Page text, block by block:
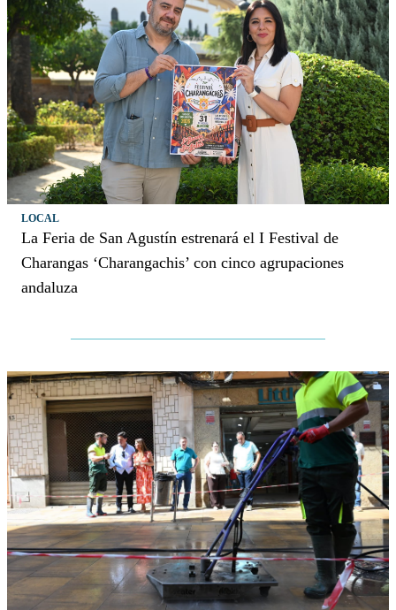
LOCAL
La Feria de San Agustín estrenará el I Festival de
Charangas ‘Charangachis’ con cinco agrupaciones
andaluza